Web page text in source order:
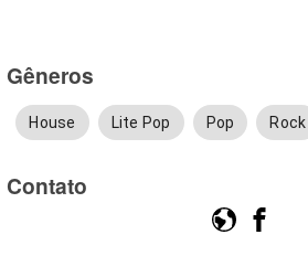
Gêneros
House Lite Pop Pop Rock
Contato